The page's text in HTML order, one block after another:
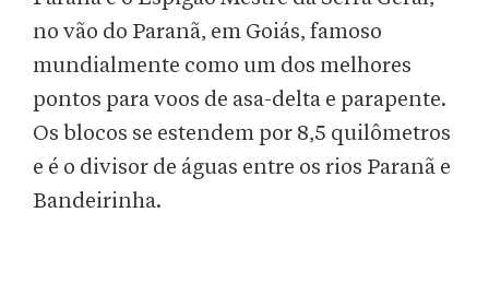
no vão do Paranã, em Goiás, famoso
mundialmente como um dos melhores
pontos para voos de asa-delta e parapente.
Os blocos se estendem por 8,5 quilômetros
e é o divisor de águas entre os rios Paranã e
Bandeirinha.